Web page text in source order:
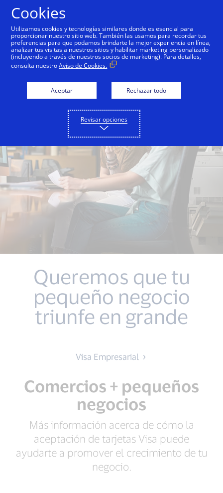
Queremos que tu
pequeño negocio
triunfe en grande
Visa Empresarial
Comercios + pequeños
negocios
Más información acerca de cómo la
aceptación de tarjetas Visa puede
ayudarte a promover el crecimiento de tu
negocio.
Cookies
Utilizamos cookies y tecnologías similares donde es esencial para
proporcionar nuestro sitio web. También las usamos para recordar tus
preferencias para que podamos brindarte la mejor experiencia en línea,
analizar tus visitas a nuestros sitios y habilitar marketing personalizado
(incluyendo a través de nuestros socios de marketing). Para detalles,
consulta nuestroAviso de Cookies.
Aceptar Rechazar todo
Revisar opciones